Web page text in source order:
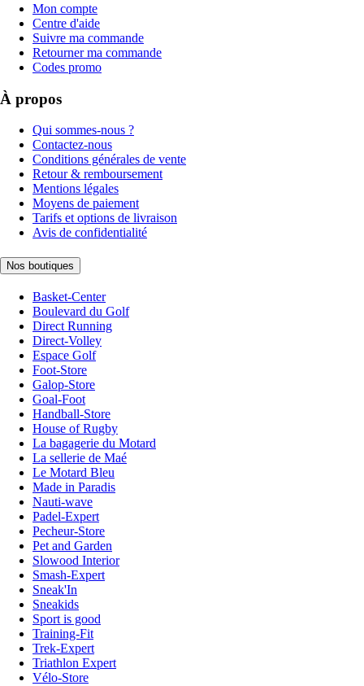
Mon compte
Centre d'aide
Suivre ma commande
Retourner ma commande
Codes promo
À propos
Qui sommes-nous ?
Contactez-nous
Conditions générales de vente
Retour & remboursement
Mentions légales
Moyens de paiement
Tarifs et options de livraison
Avis de confidentialité
Nos boutiques
Basket-Center
Boulevard du Golf
Direct Running
Direct-Volley
Espace Golf
Foot-Store
Galop-Store
Goal-Foot
Handball-Store
House of Rugby
La bagagerie du Motard
La sellerie de Maé
Le Motard Bleu
Made in Paradis
Nauti-wave
Padel-Expert
Pecheur-Store
Pet and Garden
Slowood Interior
Smash-Expert
Sneak'In
Sneakids
Sport is good
Training-Fit
Trek-Expert
Triathlon Expert
Vélo-Store